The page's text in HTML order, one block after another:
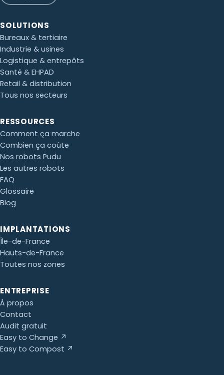
SOLUTIONS
Bureaux & tertiaire
Industrie & usines
Logistique & entrepôts
Santé & EHPAD
Retail & distribution
Tous nos secteurs
RESSOURCES
Comment ça marche
Combien ça coûte
Nos robots Pudu
Les autres robots
FAQ
Glossaire
Blog
IMPLANTATIONS
Île-de-France
Hauts-de-France
Toutes nos zones
ENTREPRISE
À propos
Contact
Audit gratuit
Easy to Change ↗
Easy to Compost ↗
Paul · Easy to Clean
Clone du co-fondateur · En ligne